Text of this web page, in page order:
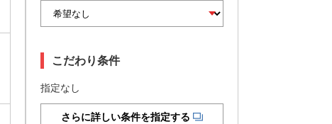
こだわり条件
指定なし
さらに詳しい条件を指定する